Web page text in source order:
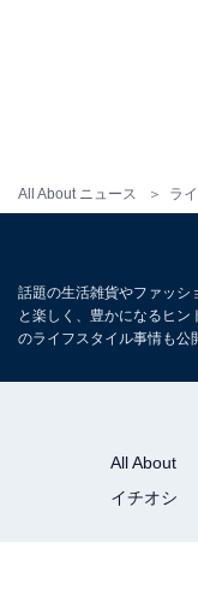
All About ニュース ラ
話題の生活雑貨やファッシ
と楽しく、豊かになるヒン
のライフスタイル事情も公
All About
イチオシ